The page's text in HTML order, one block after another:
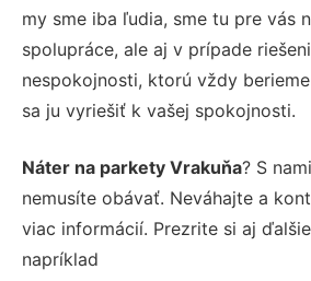
my sme iba ľudia, sme tu pre vás
spolupráce, ale aj v prípade
nespokojnosti, ktorú vždy
sa ju vyriešiť k vašej spokojnosti.
Náter na parkety Vrakuňa? S
nemusíte obávať. Neváhajte a
viac informácií. Prezrite si aj
napríklad